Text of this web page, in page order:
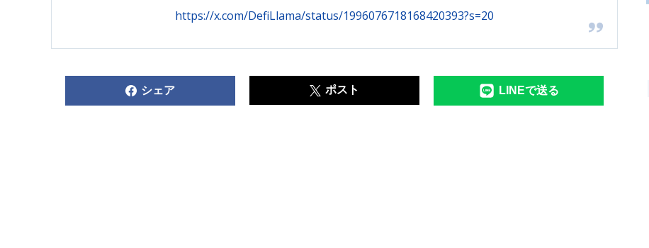
https://x.com/DefiLlama/status/1996076718168420393?s=20
シェア ポスト LINEで送る